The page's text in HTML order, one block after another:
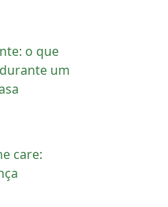
o que
um
care: